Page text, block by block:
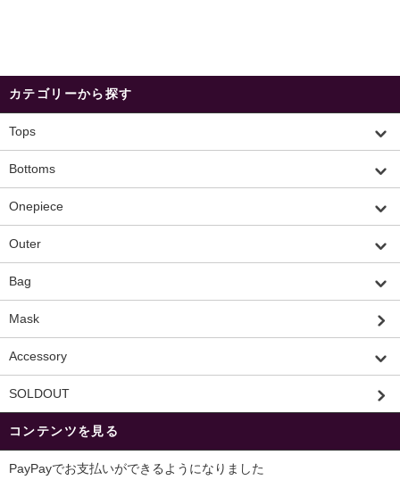
カテゴリーから探す
Tops
Bottoms
Onepiece
Outer
Bag
Mask
Accessory
SOLDOUT
コンテンツを見る
PayPayでお支払いができるようになりました